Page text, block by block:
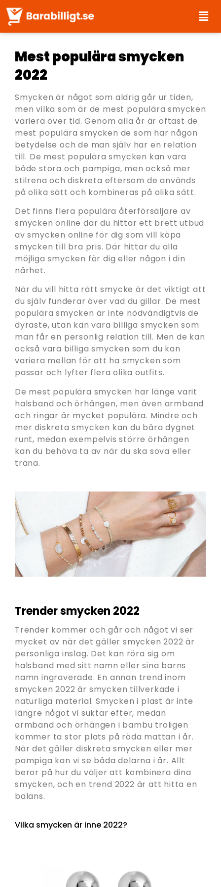
Mest populära smycken
2022
Smycken är något som aldrig går ur tiden,
men vilka som är de mest populära smycken
variera över tid. Genom alla år är oftast de
mest populära smycken de som har någon
betydelse och de man själv har en relation
till. De mest populära smycken kan vara
både stora och pampiga, men också mer
stilrena och diskreta eftersom de används
på olika sätt och kombineras på olika sätt.
Det finns flera populära återförsäljare av
smycken online där du hittar ett brett utbud
av smycken online för dig som vill köpa
smycken till bra pris. Där hittar du alla
möjliga smycken för dig eller någon i din
närhet.
När du vill hitta rätt smycke är det viktigt att
du själv funderar över vad du gillar. De mest
populära smycken är inte nödvändigtvis de
dyraste, utan kan vara billiga smycken som
man får en personlig relation till. Men de kan
också vara billiga smycken som du kan
variera mellan för att ha smycken som
passar och lyfter flera olika outfits.
De mest populära smycken har länge varit
halsband och örhängen, men även armband
och ringar är mycket populära. Mindre och
mer diskreta smycken kan du bära dygnet
runt, medan exempelvis större örhängen
kan du behöva ta av när du ska sova eller
träna.
Trender smycken 2022
Trender kommer och går och något vi ser
mycket av när det gäller smycken 2022 är
personliga inslag. Det kan röra sig om
halsband med sitt namn eller sina barns
namn ingraverade. En annan trend inom
smycken 2022 är smycken tillverkade i
naturliga material. Smycken i plast är inte
längre något vi suktar efter, medan
armband och örhängen i bambu troligen
kommer ta stor plats på röda mattan i år.
När det gäller diskreta smycken eller mer
pampiga kan vi se båda delarna i år. Allt
beror på hur du väljer att kombinera dina
smycken, och en trend 2022 är att hitta en
balans.
Vilka smycken är inne 2022?